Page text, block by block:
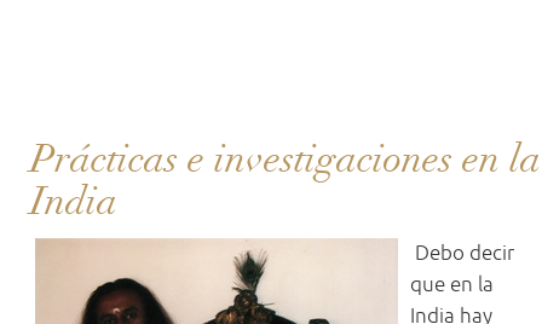
Prácticas e investigaciones en la
India
Debo decir
que en la
India hay